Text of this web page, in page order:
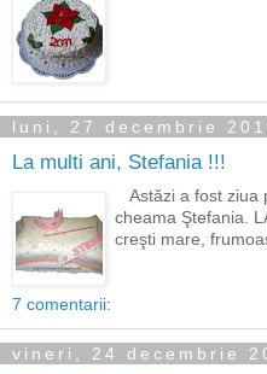
luni, 27 decembrie
La multi ani, Stefania !!!
Astăzi a fost ziua
cheama Ştefania.
creşti mare,
7 comentarii:
vineri, 24 decembrie